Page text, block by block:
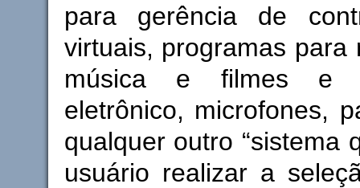
para gerência de
virtuais, programas para
música e filmes e
eletrônico, microfones,
qualquer outro “sistema
usuário realizar a